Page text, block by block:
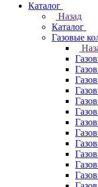
Каталог
Назад
Каталог
Газовые